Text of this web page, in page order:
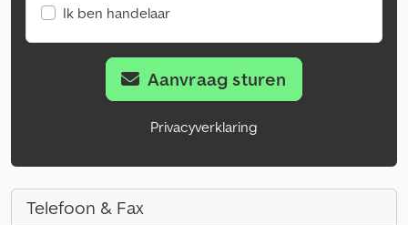
Ik ben handelaar
Aanvraag sturen
Privacyverklaring
Telefoon & Fax